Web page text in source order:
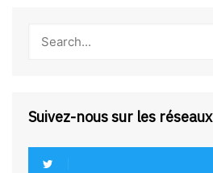
Suivez-nous sur les réseaux